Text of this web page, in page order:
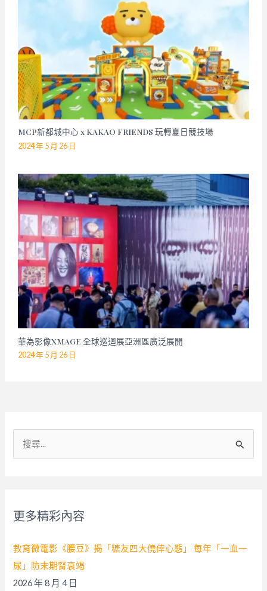
MCP新都城中心 x KAKAO FRIENDS 玩轉夏日競技場
2024 年 5 月 26 日
華為影像XMAGE 全球巡迴展亞洲區廣泛展開
2024 年 5 月 26 日
:
更多精彩內容
教育微電影《腰豆》揭「糖友四大僥倖心態」 每年「一血一
尿」防末期腎衰竭
2026 年 8 月 4 日